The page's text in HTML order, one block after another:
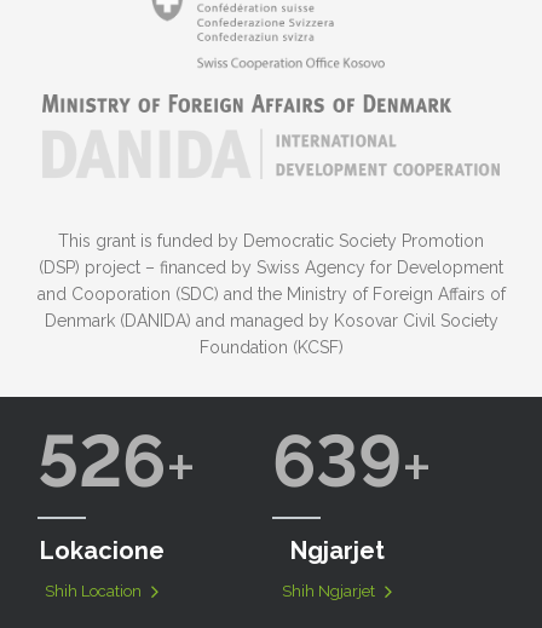
This grant is funded by Democratic Society Promotion
(DSP) project – financed by Swiss Agency for Development
and Cooporation (SDC) and the Ministry of Foreign Affairs of
Denmark (DANIDA) and managed by Kosovar Civil Society
Foundation (KCSF)
526
Lokacione
Shih Location
639
Ngjarjet
Shih Ngjarjet